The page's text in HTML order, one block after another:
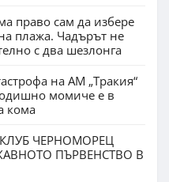
право сам да избере
плажа. Чадърът не
с два шезлонга
на АМ „Тракия“
момиче е в
кома
ЧЕРНОМОРЕЦ
ПЪРВЕНСТВО В